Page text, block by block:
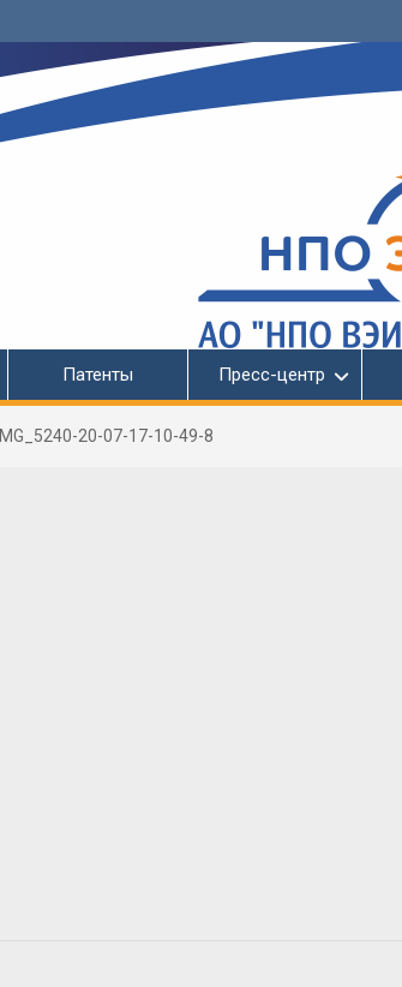
Патенты Пресс-центр
IMG_5240-20-07-17-10-49-8